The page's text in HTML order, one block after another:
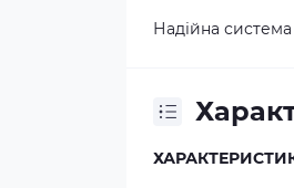
Надійна система